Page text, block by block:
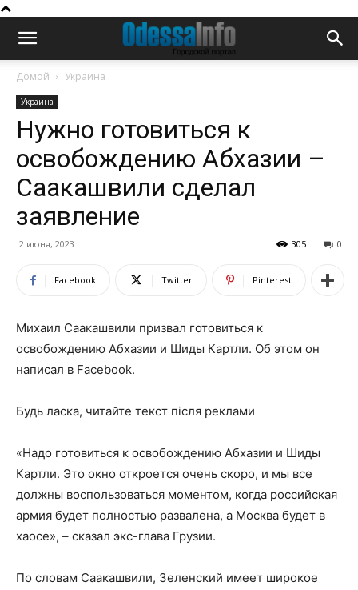
Домой Украина
Украина
Нужно готовиться к
освобождению Абхазии –
Саакашвили сделал
заявление
2 июня, 2023 0
305
Facebook Twitter Pinterest
Михаил Саакашвили призвал готовиться к
освобождению Абхазии и Шиды Картли. Об этом он
написал в Facebook.
Будь ласка, читайте текст після реклами
«Надо готовиться к освобождению Абхазии и Шиды
Картли. Это окно откроется очень скоро, и мы все
должны воспользоваться моментом, когда российская
армия будет полностью развалена, а Москва будет в
хаосе», – сказал экс-глава Грузии.
По словам Саакашвили, Зеленский имеет широкое